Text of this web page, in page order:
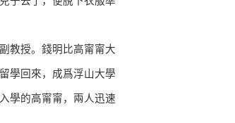
授。錢明比高甯甯大
學回來，成爲浮山大學
學的高甯甯，兩人迅速